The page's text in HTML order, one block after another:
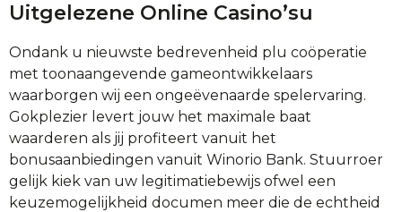
Uitgelezene Online Casino’su
Ondank u nieuwste bedrevenheid plu coöperatie
met toonaangevende gameontwikkelaars
waarborgen wij een ongeëvenaarde spelervaring.
Gokplezier levert jouw het maximale baat
waarderen als jij profiteert vanuit het
bonusaanbiedingen vanuit Winorio Bank. Stuurroer
gelijk kiek van uw legitimatiebewijs ofwel een
keuzemogelijkheid documen meer die de echtheid